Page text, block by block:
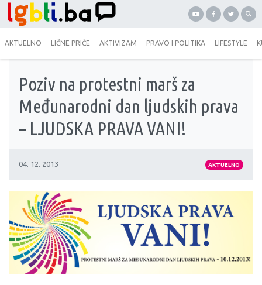
AKTUELNO LIČNE PRIČE AKTIVIZAM PRAVO I POLITIKA LIFESTYLE
Poziv na protestni marš za
Međunarodni dan ljudskih prava
– LJUDSKA PRAVA VANI!
04. 12. 2013 AKTUELNO